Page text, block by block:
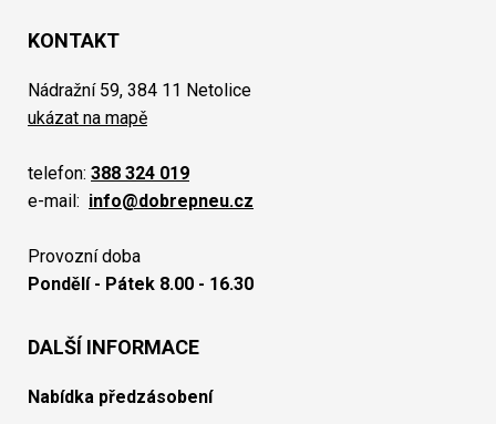
KONTAKT
Nádražní 59, 384 11 Netolice
ukázat na mapě
telefon: 388 324 019
e-mail: info@dobrepneu.cz
Provozní doba
Pondělí - Pátek 8.00 - 16.30
DALŠÍ INFORMACE
Nabídka předzásobení